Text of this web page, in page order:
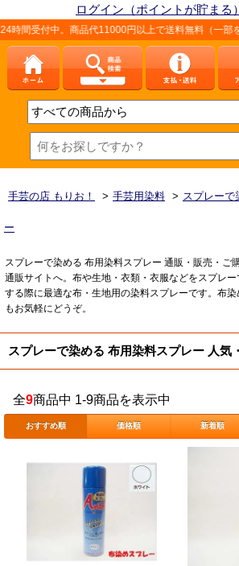
ログイン（ポイントが貯まる）
受付中。商品代11000円以上で送料無料（一部を
手芸の店 もりお！ > 手芸用染料 > スプレーで
ー
スプレーで染める 布用染料スプレー 通販・販売・ご
通販サイトへ。布や生地・衣類・衣服などをスプレ
する際に最適な布・生地用の染料スプレーです。布
もお気軽にどうぞ。
スプレーで染める 布用染料スプレー 人気
全9商品中 1-9商品を表示中
おすすめ順 価格順 新着順